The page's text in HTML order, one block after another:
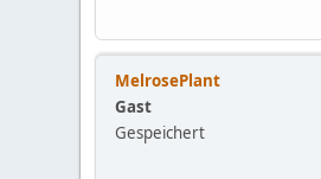
MelrosePlant
Gast
Gespeichert